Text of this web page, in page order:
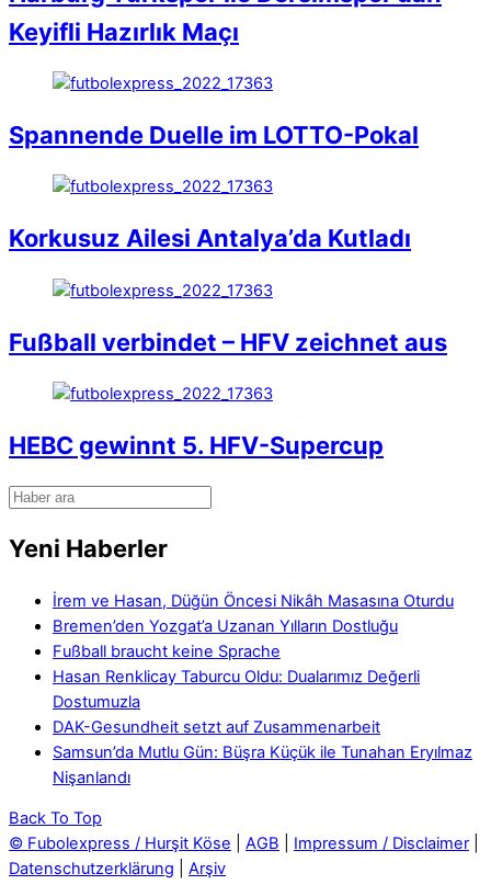
Keyifli Hazırlık Maçı
Spannende Duelle im LOTTO-Pokal
Korkusuz Ailesi Antalya’da Kutladı
Fußball verbindet – HFV zeichnet aus
HEBC gewinnt 5. HFV-Supercup
Yeni Haberler
İrem ve Hasan, Düğün Öncesi Nikâh Masasına Oturdu
Bremen’den Yozgat’a Uzanan Yılların Dostluğu
Fußball braucht keine Sprache
Hasan Renklicay Taburcu Oldu: Dualarımız Değerli
Dostumuzla
DAK-Gesundheit setzt auf Zusammenarbeit
Samsun’da Mutlu Gün: Büşra Küçük ile Tunahan Eryılmaz
Nişanlandı
Back To Top
© Fubolexpress / Hurşit Köse
AGB Impressum / Disclaimer
Datenschutzerklärung
Arşiv